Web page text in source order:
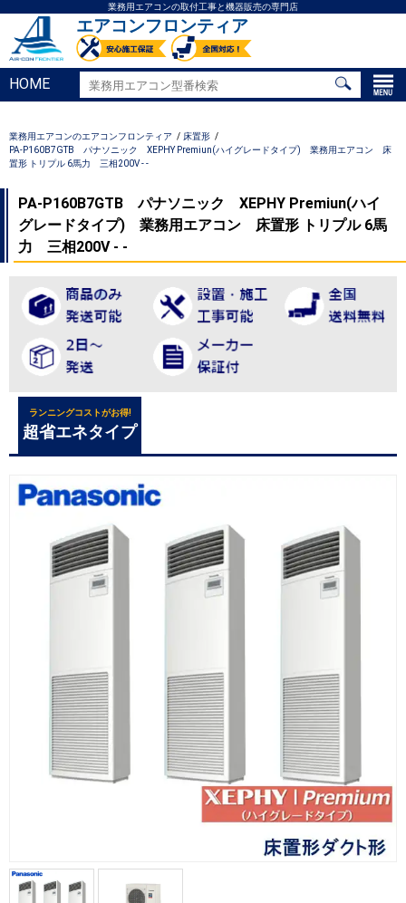
業務用エアコンの取付工事と機器販売の専門店
エアコンフロンティア
HOME
業務用エアコンのエアコンフロンティア
床置形
PA-P160B7GTB パナソニック XEPHY Premiun(ハイグレードタイプ) 業務用エアコン 床
置形 トリプル 6馬力 三相200V - -
PA-P160B7GTB パナソニック XEPHY Premiun(ハイ
グレードタイプ) 業務用エアコン 床置形 トリプル 6馬
力 三相200V - -
ランニングコストがお得!
超省エネタイプ